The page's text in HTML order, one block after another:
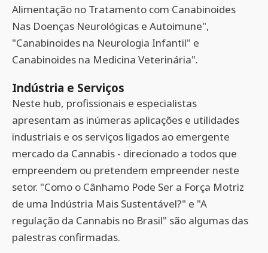
Alimentação no Tratamento com Canabinoides
Nas Doenças Neurológicas e Autoimune",
"Canabinoides na Neurologia Infantil" e
Canabinoides na Medicina Veterinária".
Indústria e Serviços
Neste hub, profissionais e especialistas
apresentam as inúmeras aplicações e utilidades
industriais e os serviços ligados ao emergente
mercado da Cannabis - direcionado a todos que
empreendem ou pretendem empreender neste
setor. "Como o Cânhamo Pode Ser a Força Motriz
de uma Indústria Mais Sustentável?" e "A
regulação da Cannabis no Brasil" são algumas das
palestras confirmadas.